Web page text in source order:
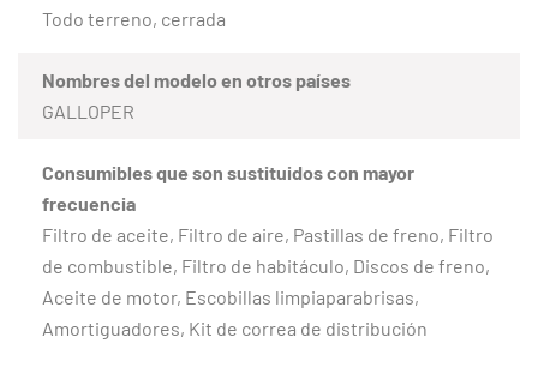
Todo terreno, cerrada
Nombres del modelo en otros países
GALLOPER
Consumibles que son sustituidos con mayor
frecuencia
Filtro de aceite, Filtro de aire, Pastillas de freno, Filtro
de combustible, Filtro de habitáculo, Discos de freno,
Aceite de motor, Escobillas limpiaparabrisas,
Amortiguadores, Kit de correa de distribución